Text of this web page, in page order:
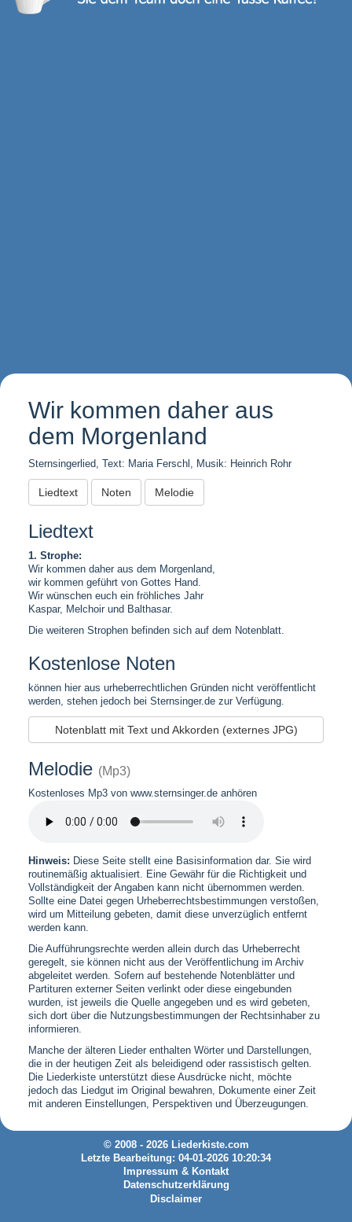
Wir kommen daher aus
dem Morgenland
Sternsingerlied, Text: Maria Ferschl, Musik: Heinrich Rohr
Liedtext Noten Melodie
Liedtext
1. Strophe:
Wir kommen daher aus dem Morgenland,
wir kommen geführt von Gottes Hand.
Wir wünschen euch ein fröhliches Jahr
Kaspar, Melchoir und Balthasar.
Die weiteren Strophen befinden sich auf dem Notenblatt.
Kostenlose Noten
können hier aus urheberrechtlichen Gründen nicht veröffentlicht
werden, stehen jedoch bei Sternsinger.de zur Verfügung.
Notenblatt mit Text und Akkorden (externes JPG)
Melodie (Mp3)
Kostenloses Mp3 von www.sternsinger.de anhören
Hinweis: Diese Seite stellt eine Basisinformation dar. Sie wird
routinemäßig aktualisiert. Eine Gewähr für die Richtigkeit und
Vollständigkeit der Angaben kann nicht übernommen werden.
Sollte eine Datei gegen Urheberrechtsbestimmungen verstoßen,
wird um Mitteilung gebeten, damit diese unverzüglich entfernt
werden kann.
Die Aufführungsrechte werden allein durch das Urheberrecht
geregelt, sie können nicht aus der Veröffentlichung im Archiv
abgeleitet werden. Sofern auf bestehende Notenblätter und
Partituren externer Seiten verlinkt oder diese eingebunden
wurden, ist jeweils die Quelle angegeben und es wird gebeten,
sich dort über die Nutzungsbestimmungen der Rechtsinhaber zu
informieren.
Manche der älteren Lieder enthalten Wörter und Darstellungen,
die in der heutigen Zeit als beleidigend oder rassistisch gelten.
Die Liederkiste unterstützt diese Ausdrücke nicht, möchte
jedoch das Liedgut im Original bewahren, Dokumente einer Zeit
mit anderen Einstellungen, Perspektiven und Überzeugungen.
© 2008 - 2026 Liederkiste.com
Letzte Bearbeitung: 04-01-2026 10:20:34
Impressum & Kontakt
Datenschutzerklärung
Disclaimer